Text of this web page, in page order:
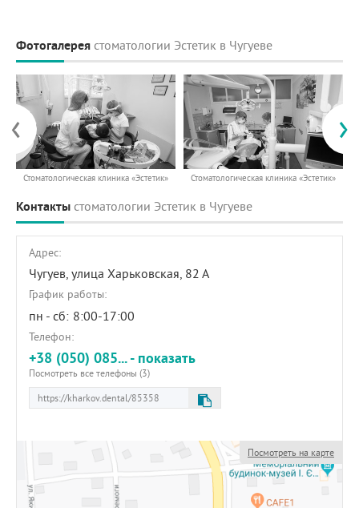
Фотогалерея стоматологии Эстетик в Чугуеве
Стоматологическая клиника «Эстетик» Стоматологическая клиника «Эстетик»
‹ ›
Контакты стоматологии Эстетик в Чугуеве
Адрес:
Чугуев, улица Харьковская, 82 А
График работы:
пн - сб: 8:00-17:00
Телефон:
+38 (050) 085... - показать
Посмотреть все телефоны (3)
Посмотреть на карте